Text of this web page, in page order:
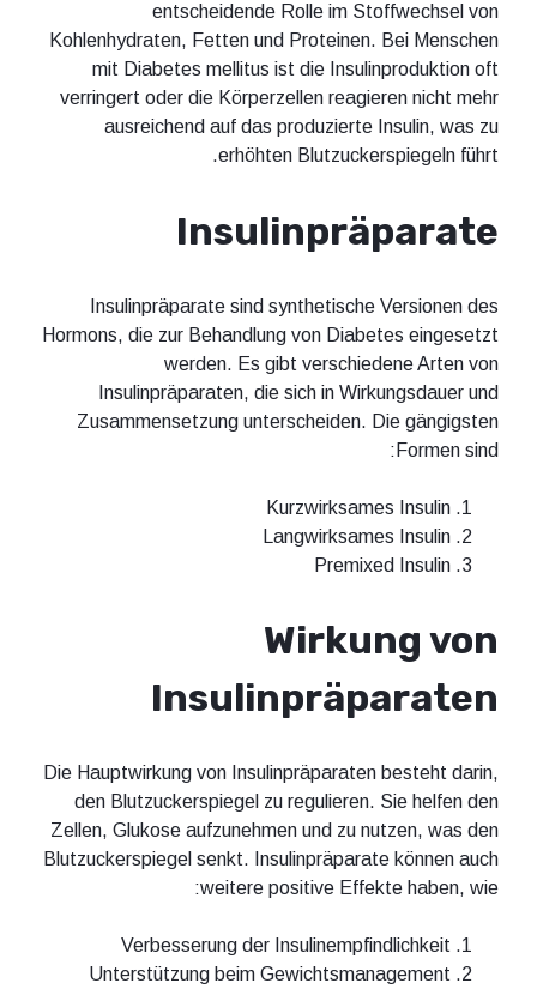
entscheidende Rolle im Stoffwechsel von
Kohlenhydraten, Fetten und Proteinen. Bei Menschen
mit Diabetes mellitus ist die Insulinproduktion oft
verringert oder die Körperzellen reagieren nicht mehr
ausreichend auf das produzierte Insulin, was zu
erhöhten Blutzuckerspiegeln führt.
Insulinpräparate
Insulinpräparate sind synthetische Versionen des
Hormons, die zur Behandlung von Diabetes eingesetzt
werden. Es gibt verschiedene Arten von
Insulinpräparaten, die sich in Wirkungsdauer und
Zusammensetzung unterscheiden. Die gängigsten
Formen sind:
Kurzwirksames Insulin
Langwirksames Insulin
Premixed Insulin
Wirkung von
Insulinpräparaten
Die Hauptwirkung von Insulinpräparaten besteht darin,
den Blutzuckerspiegel zu regulieren. Sie helfen den
Zellen, Glukose aufzunehmen und zu nutzen, was den
Blutzuckerspiegel senkt. Insulinpräparate können auch
weitere positive Effekte haben, wie:
Verbesserung der Insulinempfindlichkeit
Unterstützung beim Gewichtsmanagement